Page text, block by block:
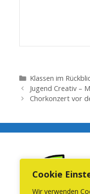
Cookie
Wir verwenden
Kategorien
Klassen im
Jugend Creativ –
Chorkonzert vor